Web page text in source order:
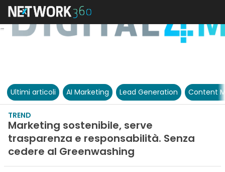
Ultimi articoli AI Marketing Lead Generation Content
TREND
Marketing sostenibile, serve
trasparenza e responsabilità. Senza
cedere al Greenwashing